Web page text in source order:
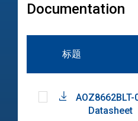
Documentation
标题
AOZ8662BLT-
Datasheet